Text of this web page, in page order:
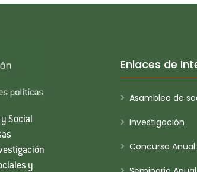
Social
y
Enlaces de
Asamblea de
Investigación
Concurso